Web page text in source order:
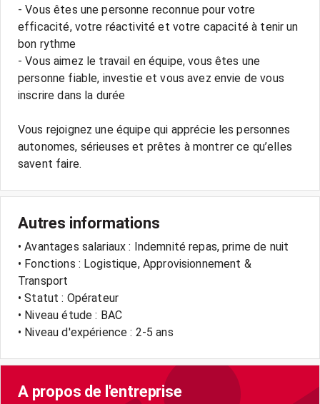
- Vous êtes une personne reconnue pour votre
efficacité, votre réactivité et votre capacité à tenir un
bon rythme
- Vous aimez le travail en équipe, vous êtes une
personne fiable, investie et vous avez envie de vous
inscrire dans la durée
Vous rejoignez une équipe qui apprécie les personnes
autonomes, sérieuses et prêtes à montrer ce qu’elles
savent faire.
Autres informations
• Avantages salariaux : Indemnité repas, prime de nuit
• Fonctions : Logistique, Approvisionnement &
Transport
• Statut : Opérateur
• Niveau étude : BAC
• Niveau d'expérience : 2-5 ans
A propos de l'entreprise